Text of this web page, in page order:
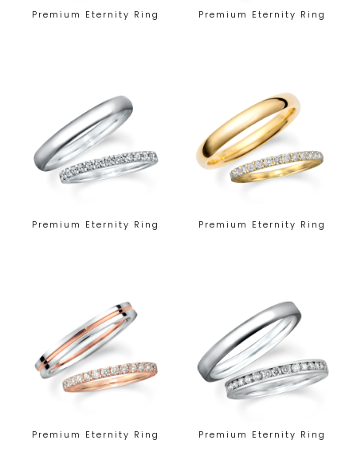
Premium Eternity Ring Premium Eternity Ring
Premium Eternity Ring Premium Eternity Ring
Premium Eternity Ring Premium Eternity Ring